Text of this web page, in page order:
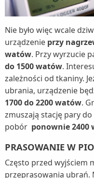
Nie było więc wcale
urządzenie przy
watów. Przy wyrzucie
do 1500 watów.
zależności od tkaniny.
ubrania, urządzenie
1700 do 2200 watów.
zmuszają stację pary
pobór ponownie 2400
PRASOWANIE W
Często przed wyjściem
przeprasowania ubrań.